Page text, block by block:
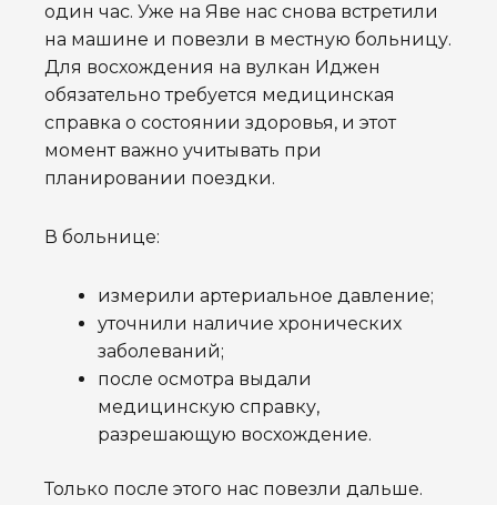
один час. Уже на Яве нас снова встретили
на машине и повезли в местную больницу.
Для восхождения на вулкан Иджен
обязательно требуется медицинская
справка о состоянии здоровья, и этот
момент важно учитывать при
планировании поездки.
В больнице:
измерили артериальное давление;
уточнили наличие хронических
заболеваний;
после осмотра выдали
медицинскую справку,
разрешающую восхождение.
Только после этого нас повезли дальше.